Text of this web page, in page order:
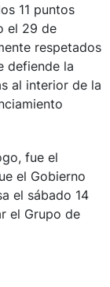
11 puntos
el 29 de
respetados
defiende la
al interior de la
fue el
el Gobierno
el sábado 14
el Grupo de